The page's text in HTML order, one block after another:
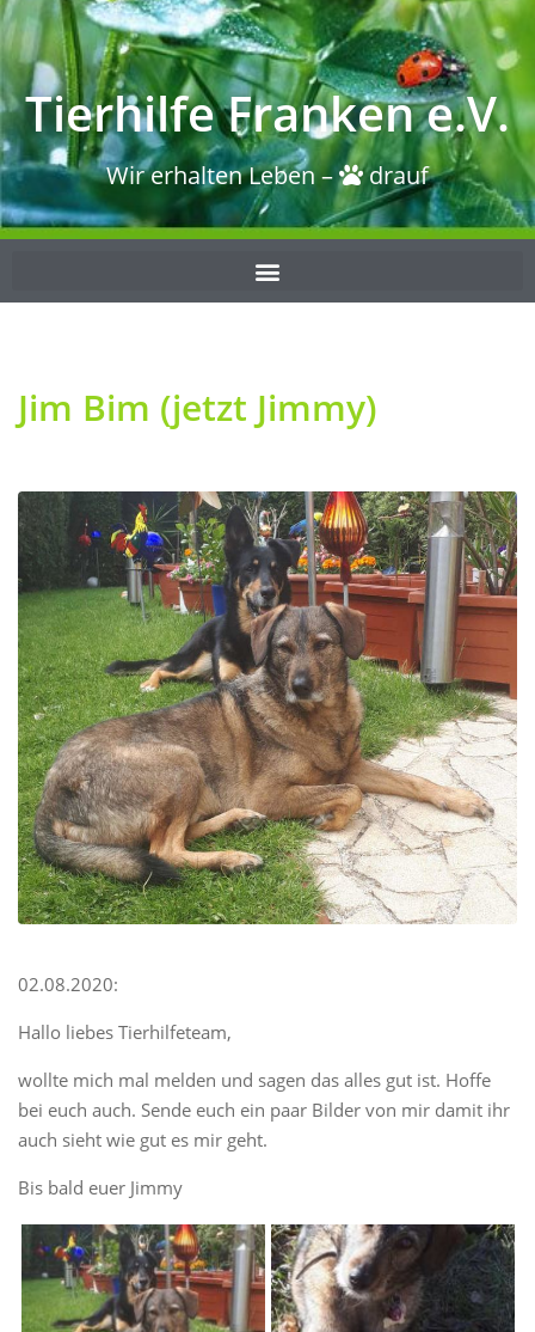
Tierhilfe Franken e.V.
Wir erhalten Leben – drauf
Jim Bim (jetzt Jimmy)
02.08.2020:
Hallo liebes Tierhilfeteam,
wollte mich mal melden und sagen das alles gut ist. Hoffe
bei euch auch. Sende euch ein paar Bilder von mir damit ihr
auch sieht wie gut es mir geht.
Bis bald euer Jimmy